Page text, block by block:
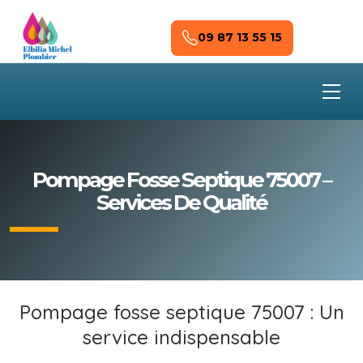
Skip to main content
09 87 13 55 15
Pompage Fosse Septique 75007 –
Services De Qualité
Pompage fosse septique 75007 : Un
service indispensable